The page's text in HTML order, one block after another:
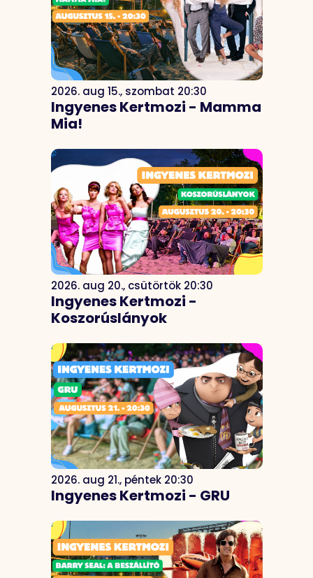
2026. aug 15., szombat 20:30
Ingyenes Kertmozi - Mamma
Mia!
2026. aug 20., csütörtök 20:30
Ingyenes Kertmozi -
Koszorúslányok
2026. aug 21., péntek 20:30
Ingyenes Kertmozi - GRU